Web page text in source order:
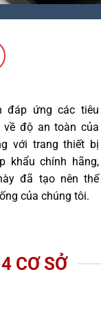
đáp ứng các tiêu
về độ an toàn của
với trang thiết bị
khẩu chính hãng,
đã tạo nên thế
của chúng tôi.
CƠ SỞ